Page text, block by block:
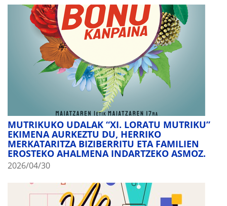
MUTRIKUKO UDALAK “XI. LORATU MUTRIKU”
EKIMENA AURKEZTU DU, HERRIKO
MERKATARITZA BIZIBERRITU ETA FAMILIEN
EROSTEKO AHALMENA INDARTZEKO ASMOZ.
2026/04/30